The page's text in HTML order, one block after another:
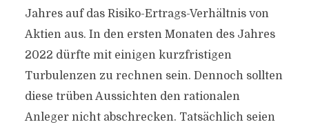
Jahres auf das Risiko-Ertrags-Verhältnis von
Aktien aus. In den ersten Monaten des Jahres
2022 dürfte mit einigen kurzfristigen
Turbulenzen zu rechnen sein. Dennoch sollten
diese trüben Aussichten den rationalen
Anleger nicht abschrecken. Tatsächlich seien